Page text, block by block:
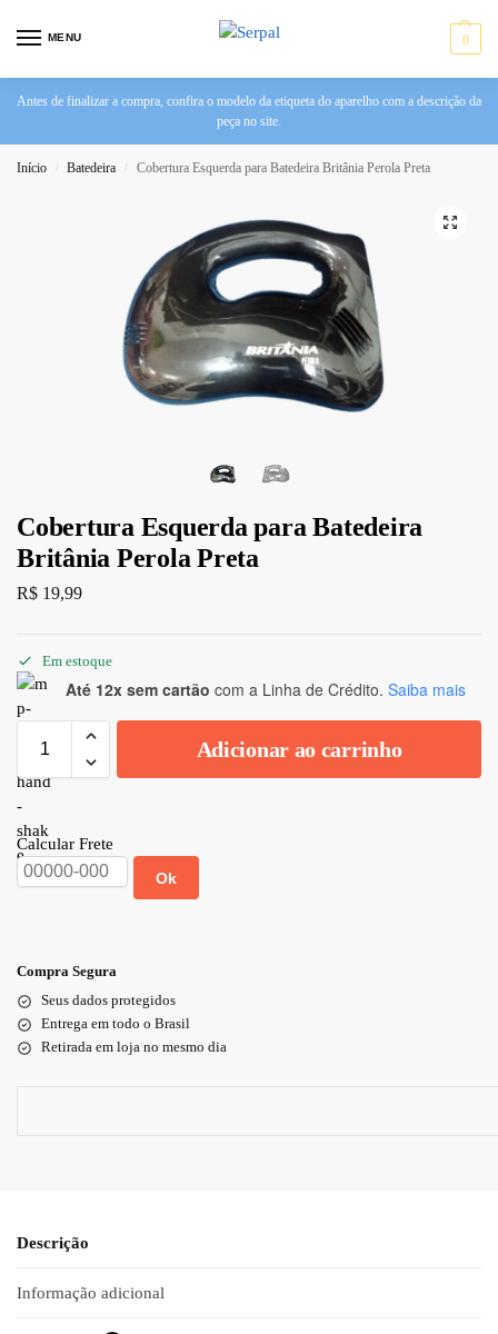
MENU 0
Antes de finalizar a compra, confira o modelo da etiqueta do aparelho com a descrição da
peça no site.
Início / Batedeira / Cobertura Esquerda para Batedeira Britânia Perola Preta
Cobertura Esquerda para Batedeira
Britânia Perola Preta
R$ 19,99
Em estoque
Até 12x sem cartão com a Linha de Crédito. Saiba mais
Adicionar ao carrinho
Calcular Frete
Ok
Compra Segura
Seus dados protegidos
Entrega em todo o Brasil
Retirada em loja no mesmo dia
Descrição
Informação adicional